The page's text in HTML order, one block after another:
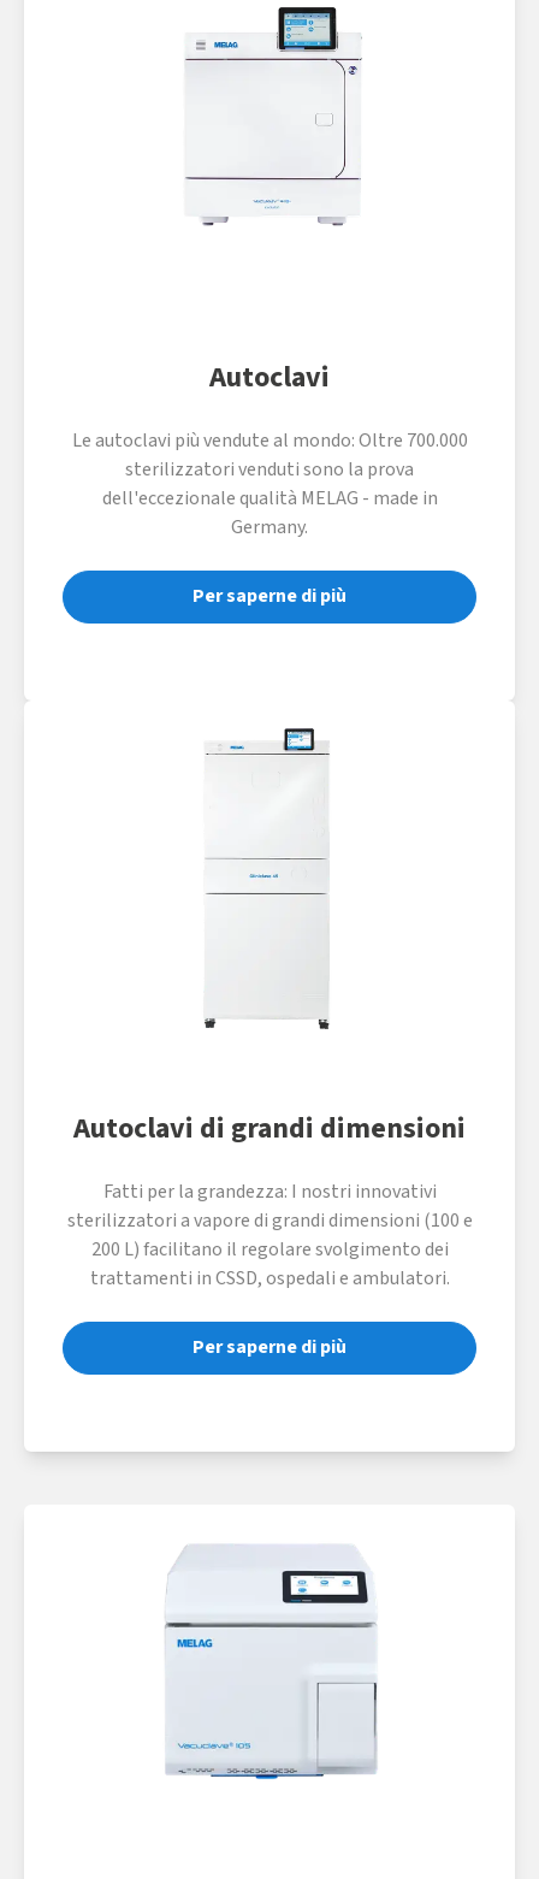
Autoclavi
Le autoclavi più vendute al mondo: Oltre 700.000
sterilizzatori venduti sono la prova
dell'eccezionale qualità MELAG - made in
Germany.
Per saperne di più
Autoclavi di grandi dimensioni
Fatti per la grandezza: I nostri innovativi
sterilizzatori a vapore di grandi dimensioni (100 e
200 L) facilitano il regolare svolgimento dei
trattamenti in CSSD, ospedali e ambulatori.
Per saperne di più